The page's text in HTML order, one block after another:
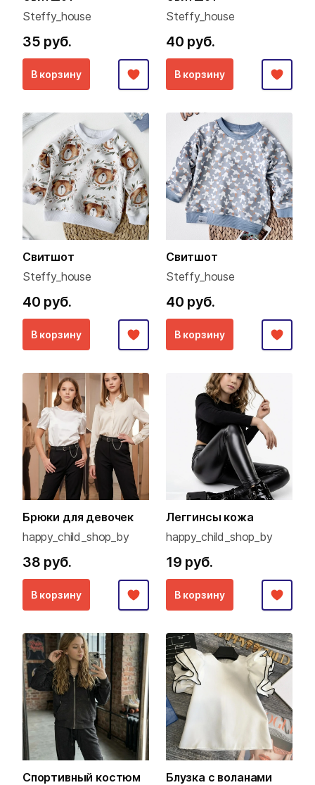
Steffy_house
35 руб.
В корзину
Steffy_house
40 руб.
В корзину
Свитшот
Steffy_house
40 руб.
В корзину
Свитшот
Steffy_house
40 руб.
В корзину
Брюки для девочек
happy_child_shop_by
38 руб.
В корзину
Леггинсы кожа
happy_child_shop_by
19 руб.
В корзину
Спортивный костюм Блузка с воланами